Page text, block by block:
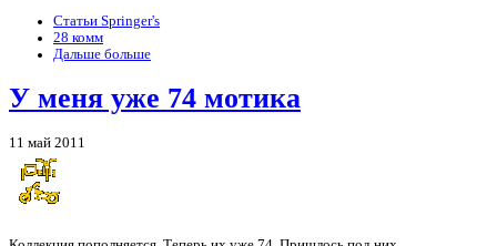
Статьи Springer's
28 комм
Дальше больше
У меня уже 74 мотика
11 май 2011